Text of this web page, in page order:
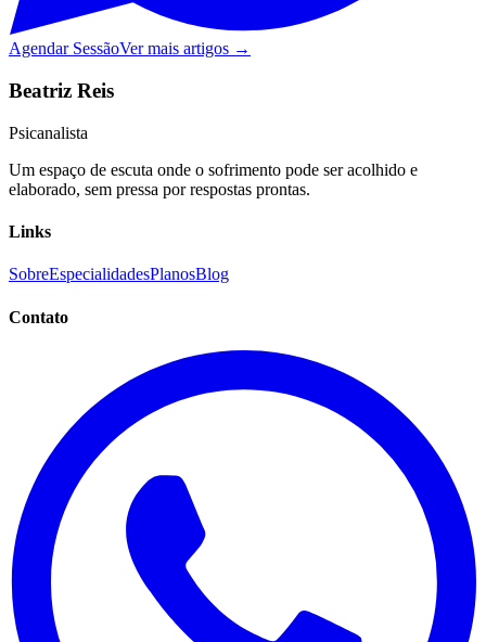
Agendar SessãoVer mais artigos →
Beatriz Reis
Psicanalista
Um espaço de escuta onde o sofrimento pode ser acolhido e
elaborado, sem pressa por respostas prontas.
Links
SobreEspecialidadesPlanosBlog
Contato